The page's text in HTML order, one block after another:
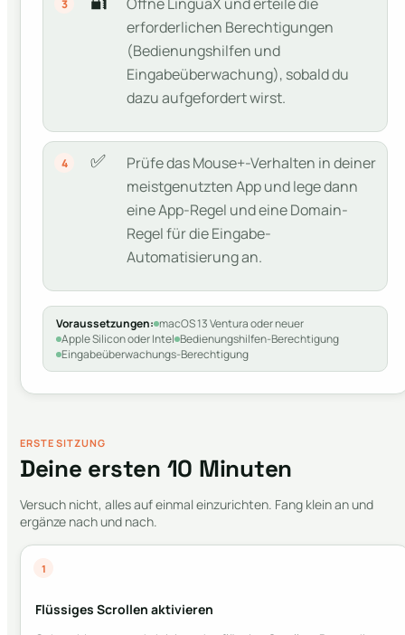
3
erforderlichen Berechtigungen
(Bedienungshilfen und
Eingabeüberwachung), sobald du
dazu aufgefordert wirst.
4 ✅
Prüfe das Mouse+-Verhalten in deiner
meistgenutzten App und lege dann
eine App-Regel und eine Domain-
Regel für die Eingabe-
Automatisierung an.
Voraussetzungen: macOS 13 Ventura oder neuer
Apple Silicon oder Intel Bedienungshilfen-Berechtigung
Eingabeüberwachungs-Berechtigung
ERSTE SITZUNG
Deine ersten 10 Minuten
Versuch nicht, alles auf einmal einzurichten. Fang klein an und
ergänze nach und nach.
1
Flüssiges Scrollen aktivieren